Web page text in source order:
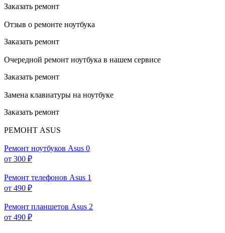
Заказать ремонт
Отзыв о ремонте ноутбука
Заказать ремонт
Очередной ремонт ноутбука в нашем сервисе
Заказать ремонт
Замена клавиатуры на ноутбуке
Заказать ремонт
РЕМОНТ ASUS
Ремонт ноутбуков Asus 0
от 300 ₽
Ремонт телефонов Asus 1
от 490 ₽
Ремонт планшетов Asus 2
от 490 ₽